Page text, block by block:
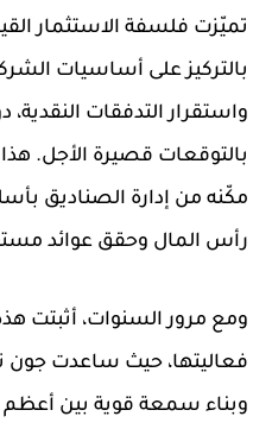
تميّزت فلسفة الاستثمار
بالتركيز على أساسيات
واستقرار التدفقات
بالتوقعات قصيرة الأجل.
مكّنه من إدارة الصناديق
رأس المال وحقق عوائد
ومع مرور السنوات، أثبتت
فعاليتها، حيث ساعدت جون
وبناء سمعة قوية بين